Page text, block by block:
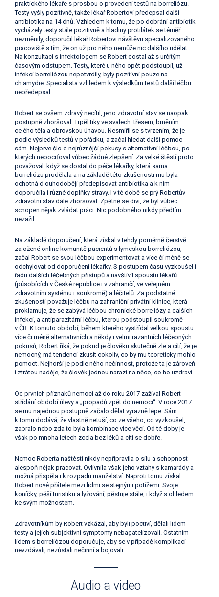
praktického lékaře s prosbou o provedení testů na borreliózu.
Testy vyšly pozitivně, takže lékař Robertovi předepsal další
antibiotika na 14 dnů. Vzhledem k tomu, že po dobrání antibiotik
vycházely testy stále pozitivně a hladiny protilátek se téměř
nezměnily, doporučil lékař Robertovi návštěvu specializovaného
pracoviště s tím, že on už pro něho nemůže nic dalšího udělat.
Na konzultaci s infektologem se Robert dostal až s určitým
časovým odstupem. Testy, které u něho opět podstoupil, už
infekci borreliózou nepotvrdily, byly pozitivní pouze na
chlamydie. Specialista vzhledem k výsledkům testů další léčbu
nepředepsal.
Robert se ovšem zdravý necítil, jeho zdravotní stav se naopak
postupně zhoršoval. Trpěl tiky ve svalech, třesem, brněním
celého těla a obrovskou únavou. Nesmířil se s tvrzením, že je
podle výsledků testů v pořádku, a začal hledat další pomoc
sám. Nejprve šlo o nejrůznější pokusy s alternativní léčbou, po
kterých nepociťoval vůbec žádné zlepšení. Za velké štěstí proto
považoval, když se dostal do péče lékařky, která sama
borreliózu prodělala a na základě této zkušenosti mu byla
ochotná dlouhodoběji předepisovat antibiotika a k nim
doporučila i různé doplňky stravy. I v té době se prý Robertův
zdravotní stav dále zhoršoval. Zpětně se diví, že byl vůbec
schopen nějak zvládat práci. Nic podobného nikdy předtím
nezažil.
Na základě doporučení, která získal v tehdy poměrně čerstvě
založené online komunitě pacientů s lymeskou borreliózou,
začal Robert se svou léčbou experimentovat a více či méně se
odchylovat od doporučení lékařky. S postupem času vyzkoušel i
řadu dalších léčebných přístupů a navštívil spoustu lékařů
(působících v České republice i v zahraničí, ve veřejném
zdravotním systému i soukromě) a léčitelů. Za podstatné
zkušenosti považuje léčbu na zahraniční privátní klinice, která
proklamuje, že se zabývá léčbou chronické borreliózy a dalších
infekcí, a antiparazitární léčbu, kterou podstoupil soukromě
v ČR. K tomuto období, během kterého vystřídal velkou spoustu
více či méně alternativních a někdy i velmi razantních léčebných
pokusů, Robert říká, že pokud je člověku skutečně zle a cítí, že je
nemocný, má tendenci zkusit cokoliv, co by mu teoreticky mohlo
pomoct. Nejhorší je podle něho nečinnost, protože ta je zároveň
i ztrátou naděje, že člověk jednou narazí na něco, co ho uzdraví.
Od prvních příznaků nemoci až do roku 2017 zažíval Robert
střídání období úlevy a „propadů zpět do nemoci“. V roce 2017
se mu najednou postupně začalo dělat výrazně lépe. Sám
k tomu dodává, že vlastně netuší, co ze všeho, co vyzkoušel,
zabralo nebo zda to byla kombinace více věcí. Od té doby je
však po mnoha letech zcela bez léků a cítí se dobře.
Nemoc Roberta naštěstí nikdy nepřipravila o sílu a schopnost
alespoň nějak pracovat. Ovlivnila však jeho vztahy s kamarády a
možná přispěla i k rozpadu manželství. Naproti tomu získal
Robert nové přátele mezi lidmi se stejnými potížemi. Svoje
koníčky, pěší turistiku a lyžování, pěstuje stále, i když s ohledem
ke svým možnostem.
Zdravotníkům by Robert vzkázal, aby byli poctiví, dělali lidem
testy a jejich subjektivní symptomy nebagatelizovali. Ostatním
lidem s borreliózou doporučuje, aby se v případě komplikací
nevzdávali, nezůstali nečinní a bojovali.
Audio a video